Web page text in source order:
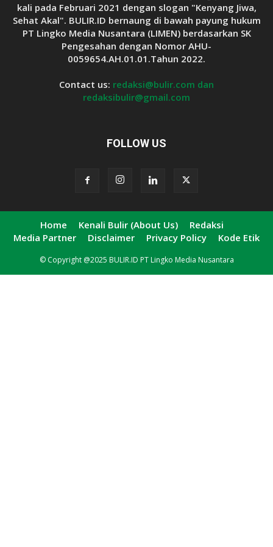
kali pada Februari 2021 dengan slogan "Kenyang Jiwa,
Sehat Akal". BULIR.ID bernaung di bawah payung hukum
PT Lingko Media Nusantara (LIMEN) berdasarkan SK
Pengesahan dengan Nomor AHU-
0059654.AH.01.01.Tahun 2022.
Contact us: redaksi@bulir.com dan
redaksibulir@gmail.com
FOLLOW US
Home Kenali Bulir (About Us)
Redaksi
Media Partner
Disclaimer Privacy Policy Kode Etik
© Copyright @2025 BULIR.ID PT Lingko Media Nusantara